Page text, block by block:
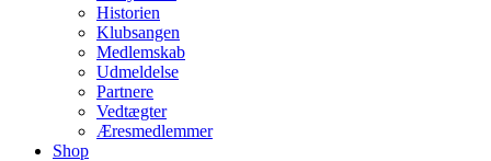
Historien
Klubsangen
Medlemskab
Udmeldelse
Partnere
Vedtægter
Æresmedlemmer
Shop